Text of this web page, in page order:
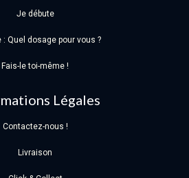
Je débute
: Quel dosage pour vous ?
Fais-le toi-même !
Légales
Contactez-nous !
Livraison